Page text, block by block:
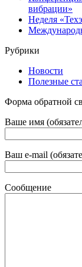
вибрации»
Неделя
Рубрики
Новости
Полезные
Форма обратной
Ваше имя
Ваш e-mail
Сообщение